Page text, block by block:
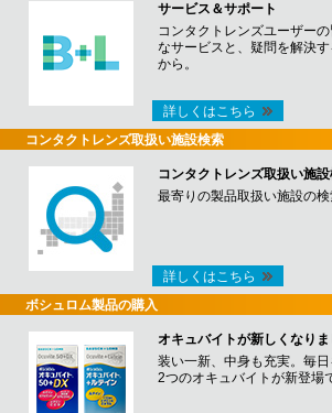
サービス＆サポート
コンタクトレンズユーザー
なサービスと、疑問を解決
から。
詳しくはこちら
コンタクトレンズ取扱い施設検索
コンタクトレンズ取扱い施
最寄りの製品取扱い施設の検
詳しくはこちら
ボシュロム製品の購入
オキュバイトが新しくなりま
装い一新、中身も充実。毎
2つのオキュバイトが新登場